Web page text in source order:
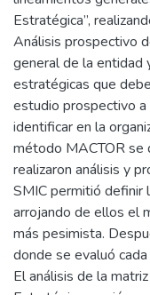
Estratégica”,
Análisis prospectivo
general de la entidad
estratégicas que
estudio prospectivo
identificar en la
método MACTOR se
realizaron análisis y
SMIC permitió definir
arrojando de ellos el
más pesimista.
donde se evaluó
El análisis de la